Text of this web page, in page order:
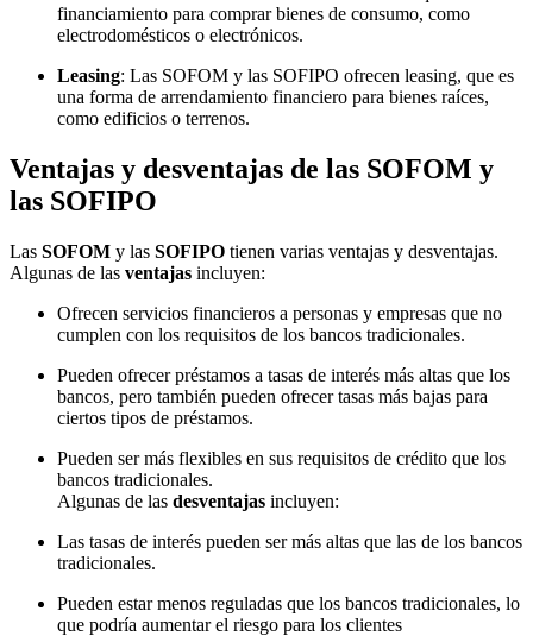
financiamiento para comprar bienes de consumo, como
electrodomésticos o electrónicos.
Leasing: Las SOFOM y las SOFIPO ofrecen leasing, que es
una forma de arrendamiento financiero para bienes raíces,
como edificios o terrenos.
Ventajas y desventajas de las SOFOM y
las SOFIPO
Las SOFOM y las SOFIPO tienen varias ventajas y desventajas.
Algunas de las ventajas incluyen:
Ofrecen servicios financieros a personas y empresas que no
cumplen con los requisitos de los bancos tradicionales.
Pueden ofrecer préstamos a tasas de interés más altas que los
bancos, pero también pueden ofrecer tasas más bajas para
ciertos tipos de préstamos.
Pueden ser más flexibles en sus requisitos de crédito que los
bancos tradicionales.
Algunas de las desventajas incluyen:
Las tasas de interés pueden ser más altas que las de los bancos
tradicionales.
Pueden estar menos reguladas que los bancos tradicionales, lo
que podría aumentar el riesgo para los clientes